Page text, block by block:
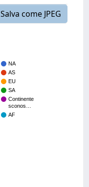
Salva come JPEG
NA
AS
EU
SA
Continente
sconos…
AF